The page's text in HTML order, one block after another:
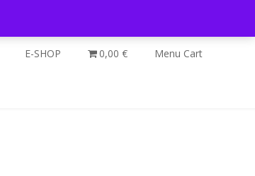
E-SHOP 0,00 € Menu Cart